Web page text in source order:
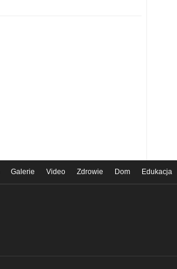
Galerie Video Zdrowie Dom Edukacja